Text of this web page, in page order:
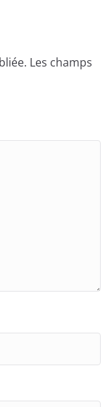
Les champs